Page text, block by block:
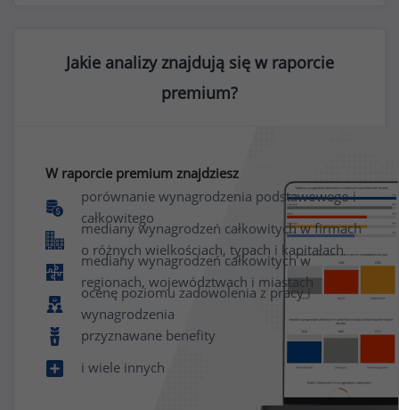
Jakie analizy znajdują się w raporcie
premium?
W raporcie premium znajdziesz
porównanie wynagrodzenia podstawowego i
całkowitego
mediany wynagrodzeń całkowitych w firmach
o różnych wielkościach, typach i kapitałach
mediany wynagrodzeń całkowitych w
regionach, województwach i miastach
ocenę poziomu zadowolenia z pracy i
wynagrodzenia
przyznawane benefity
i wiele innych